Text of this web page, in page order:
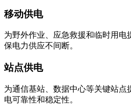
移动供电
为野外作业、应急救援和临时用电
保电力供应不间断。
站点供电
为通信基站、数据中心等关键站点
电可靠性和稳定性。